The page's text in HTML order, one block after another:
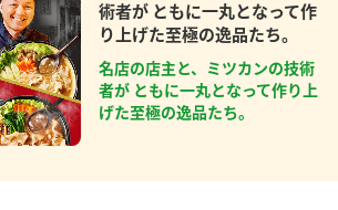
術者が ともに一丸となって作
り上げた至極の逸品たち。
名店の店主と、ミツカンの技術
者が ともに一丸となって作り上
げた至極の逸品たち。